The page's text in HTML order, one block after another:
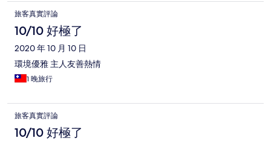
旅客真實評論
10/10 好極了
2020 年 10 月 10 日
環境優雅 主人友善熱情
1 晚旅行
旅客真實評論
10/10 好極了